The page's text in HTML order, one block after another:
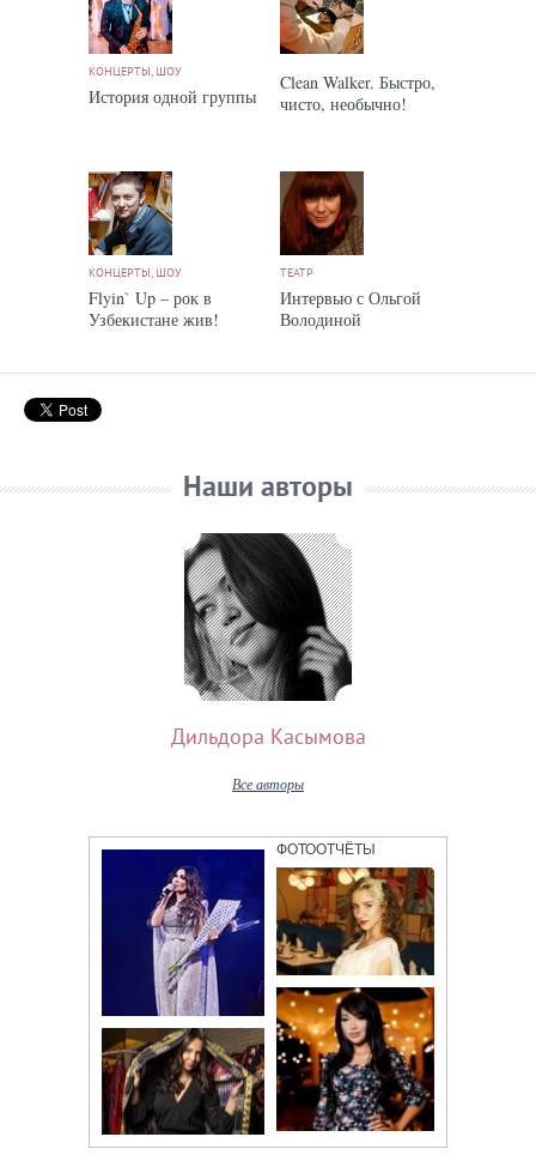
КОНЦЕРТЫ, ШОУ
История одной группы
Clean Walker. Быстро,
чисто, необычно!
КОНЦЕРТЫ, ШОУ
Flyin` Up – рок в
Узбекистане жив!
ТЕАТР
Интервью с Ольгой
Володиной
Наши авторы
Дильдора Касымова
Все авторы
ФОТООТЧЁТЫ